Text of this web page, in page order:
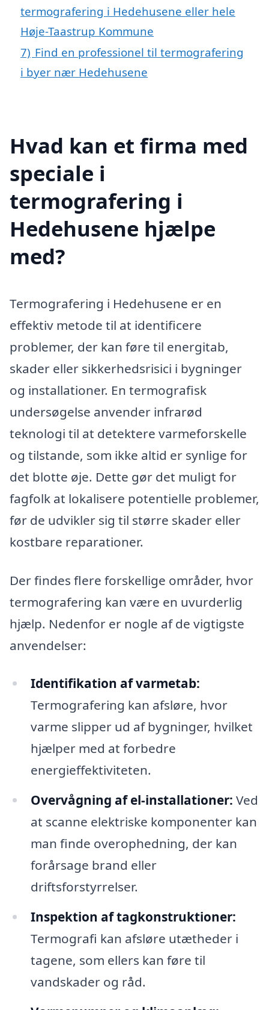
termografering i Hedehusene eller hele
Høje-Taastrup Kommune
7) Find en professionel til termografering
i byer nær Hedehusene
Hvad kan et firma med
speciale i
termografering i
Hedehusene hjælpe
med?
Termografering i Hedehusene er en
effektiv metode til at identificere
problemer, der kan føre til energitab,
skader eller sikkerhedsrisici i bygninger
og installationer. En termografisk
undersøgelse anvender infrarød
teknologi til at detektere varmeforskelle
og tilstande, som ikke altid er synlige for
det blotte øje. Dette gør det muligt for
fagfolk at lokalisere potentielle problemer,
før de udvikler sig til større skader eller
kostbare reparationer.
Der findes flere forskellige områder, hvor
termografering kan være en uvurderlig
hjælp. Nedenfor er nogle af de vigtigste
anvendelser:
Identifikation af varmetab:
Termografering kan afsløre, hvor
varme slipper ud af bygninger, hvilket
hjælper med at forbedre
energieffektiviteten.
Overvågning af el-installationer: Ved
at scanne elektriske komponenter kan
man finde overophedning, der kan
forårsage brand eller
driftsforstyrrelser.
Inspektion af tagkonstruktioner:
Termografi kan afsløre utætheder i
tagene, som ellers kan føre til
vandskader og råd.